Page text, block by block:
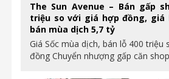
The Sun Avenue – Bán gấp
triệu so với giá hợp đồng, giá
bán mùa dịch 5,7 tỷ
Giá Sốc mùa dịch, bán lỗ 400 triệu
đồng Chuyển nhượng gấp căn